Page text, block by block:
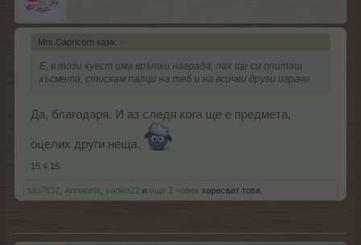
Mrs.Capricorn каза: ↑
Е, в този куест има врътки награда, пак ще си опиташ
късмета, стискам палци на теб и на всички други играчи.
Да, благодаря. И аз следя кога ще е предмета,
оцелих други неща.
15.4.15
sisi7832 Annabelx vanko22 и още 1 човек харесват това.